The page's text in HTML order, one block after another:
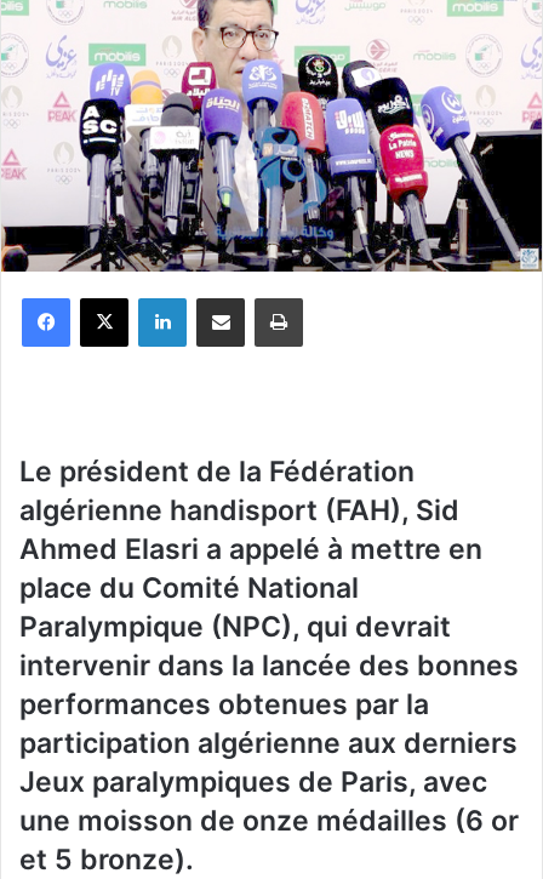
Le président de la Fédération
algérienne handisport (FAH), Sid
Ahmed Elasri a appelé à mettre en
place du Comité National
Paralympique (NPC), qui devrait
intervenir dans la lancée des bonnes
performances obtenues par la
participation algérienne aux derniers
Jeux paralympiques de Paris, avec
une moisson de onze médailles (6 or
et 5 bronze).